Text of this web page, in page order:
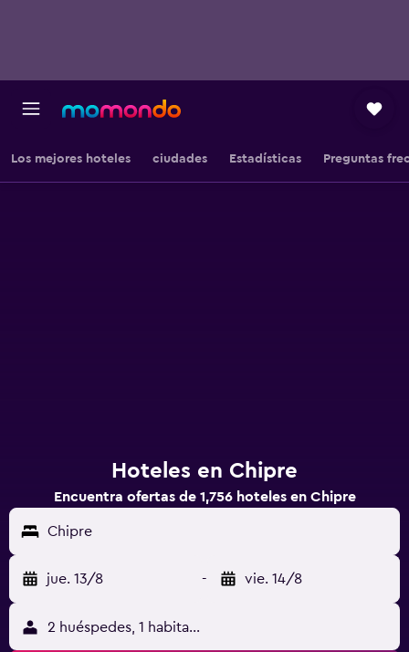
Los mejores hoteles ciudades Estadísticas Preguntas
Hoteles en Chipre
Encuentra ofertas de 1,756 hoteles en Chipre
Chipre
jue. 13/8 - vie. 14/8
2 huéspedes, 1 habitación